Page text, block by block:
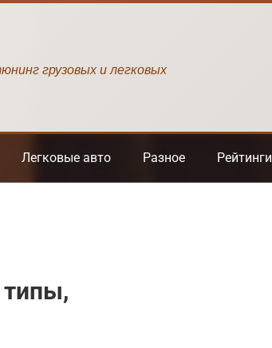
грузовых и легковых
Легковые авто Разное Рейтинги